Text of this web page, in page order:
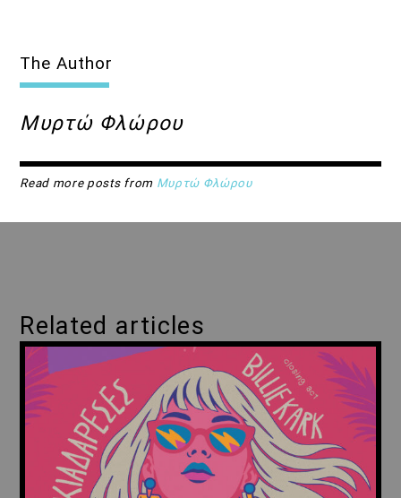
The Author
Μυρτώ Φλώρου
Read more posts from Μυρτώ Φλώρου
Related articles